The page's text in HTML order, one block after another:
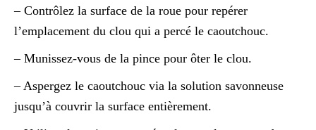
– Contrôlez la surface de la roue pour repérer
l’emplacement du clou qui a percé le caoutchouc.
– Munissez-vous de la pince pour ôter le clou.
– Aspergez le caoutchouc via la solution savonneuse
jusqu’à couvrir la surface entièrement.